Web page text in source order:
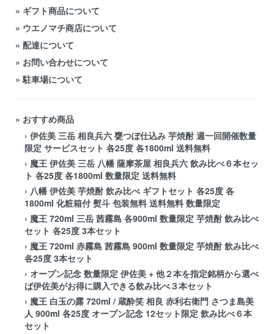
» ギフト商品について
» ウエノマチ商店について
» 配達について
» お問い合わせについて
»駐車場について
» おすすめ商品
› 伊佐美 三岳 相良兵六 甕つぼ仕込み 芋焼酎 週一回開催数量
限定 サービスセット 各25度 各1800ml 送料無料
› 魔王 伊佐美 三岳 八幡 薩摩茶屋 相良兵六 飲み比べ６本セッ
ト 各25度 各1800ml 数量限定 送料無料
› 八幡 伊佐美 芋焼酎 飲み比べ ギフトセット 各25度 各
1800ml 化粧箱付 熨斗 包装無料 送料無料 数量限定
› 魔王 720ml 三岳 茜霧島 各900ml 数量限定 芋焼酎 飲み比べ
セット 各25度 3本セット
› 魔王 720ml 赤霧島 茜霧島 900ml 数量限定 芋焼酎 飲み比べ
各25度 3本セット
› オープン記念 数量限定 伊佐美 + 他２本を指定銘柄から選べ
ば伊佐美がお得に購入できる飲み比べ３本セット
› 魔王 白玉の露 720ml / 蔵酔笑 相良 赤利右衛門 さつま島美
人 900ml 各25度 オープン記念 12セット限定 飲み比べ６本
セット